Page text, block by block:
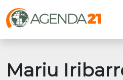
Mariu